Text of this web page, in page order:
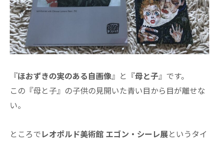
『ほおずきの実のある自画像』と『母と子』です。
この『母と子』の子供の見開いた青い目から目が離せな
い。
ところでレオポルド美術館 エゴン・シーレ展というタイ